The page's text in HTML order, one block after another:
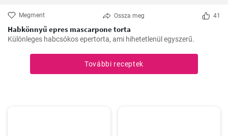
Megment Ossza meg 41
Habkönnyű epres mascarpone torta
Különleges habcsókos epertorta, ami hihetetlenül egyszerű.
További receptek